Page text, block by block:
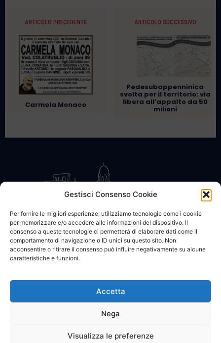
Gestisci Consenso Cookie
Per fornire le migliori esperienze, utilizziamo tecnologie come i cookie
per memorizzare e/o accedere alle informazioni del dispositivo. Il
consenso a queste tecnologie ci permetterà di elaborare dati come il
comportamento di navigazione o ID unici su questo sito. Non
acconsentire o ritirare il consenso può influire negativamente su alcune
caratteristiche e funzioni.
Accetta
Nega
Visualizza le preferenze
ARTICOLO PRECEDENTE
Carmela Monaco
ARTICOLO SUCCESSIVO
Pedesubappenninica
svolta per il territorio: via
libera all’appalto da 50
milioni
CONTATTACI COOKIE POLICY PRIVACY
© 2002 - 2026 SanBartolomeo.info :::: powered by Go Web snc |